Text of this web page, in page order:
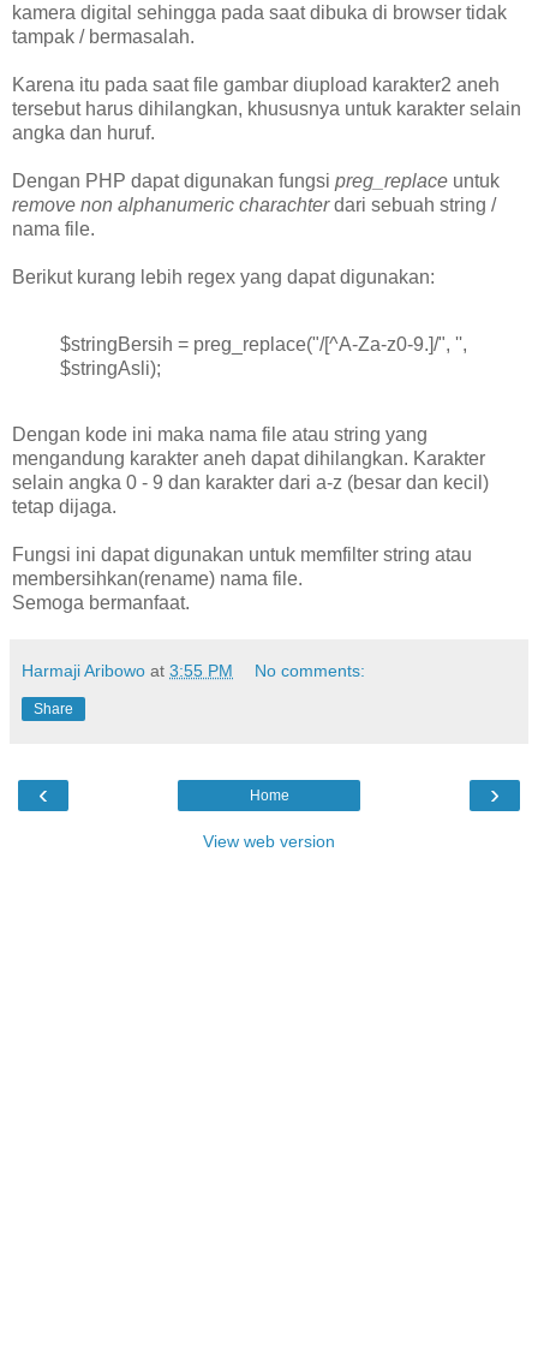
kamera digital sehingga pada saat dibuka di browser tidak
tampak / bermasalah.
Karena itu pada saat file gambar diupload karakter2 aneh
tersebut harus dihilangkan, khususnya untuk karakter selain
angka dan huruf.
Dengan PHP dapat digunakan fungsi preg_replace untuk
remove non alphanumeric charachterdari sebuah string /
nama file.
Berikut kurang lebih regex yang dapat digunakan:
$stringBersih = preg_replace("/[^A-Za-z0-9.]/", '',
$stringAsli);
Dengan kode ini maka nama file atau string yang
mengandung karakter aneh dapat dihilangkan. Karakter
selain angka 0 - 9 dan karakter dari a-z (besar dan kecil)
tetap dijaga.
Fungsi ini dapat digunakan untuk memfilter string atau
membersihkan(rename) nama file.
Semoga bermanfaat.
Harmaji Aribowo at 3:55 PM No comments:
Share
‹ ›
Home
View web version